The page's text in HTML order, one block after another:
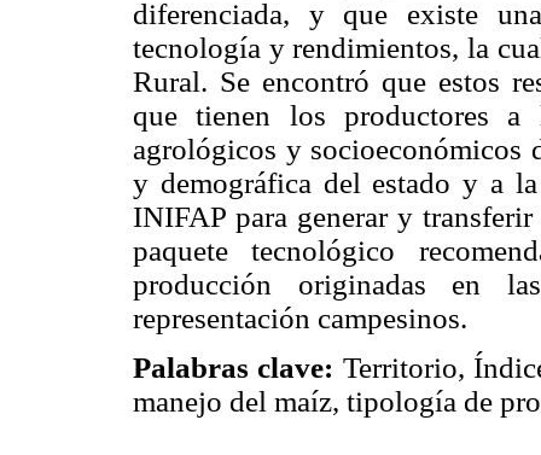
diferenciada, y que existe
tecnología y rendimientos, la
Rural. Se encontró que estos
que tienen los productores a
agrológicos y socioeconómicos
y demográfica del estado y a
INIFAP para generar y
paquete tecnológico
producción originadas en
representación campesinos.
Palabras clave: Territorio,
manejo del maíz, tipología de